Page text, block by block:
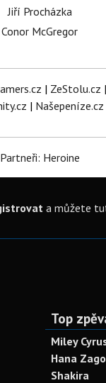
Jiří Procházka
Conor McGregor
| ZeStolu.cz |
| Našepeníze.cz
Partneři: Heroine
a můžete
Top
Miley
Hana
Shakira